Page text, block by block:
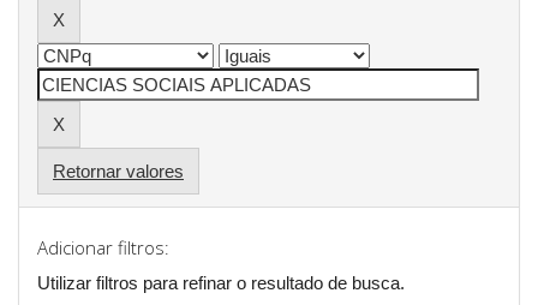
Retornar valores
Adicionar filtros:
Utilizar filtros para refinar o resultado de busca.